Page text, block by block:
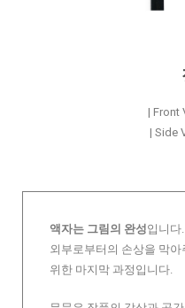
| Front
| Side
액자는 그림의 완성입니다.
외부로부터의 손상을 막
위한 마지막 과정입니다.